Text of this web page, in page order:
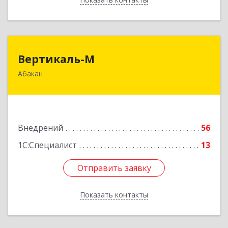
Вертикаль-М
Абакан
Внедрений
56
1С:Специалист
13
Отправить заявку
Показать контакты
655017, Хакасия Респ, Абакан г, Чертыгашева
Отправить заявку
Назад